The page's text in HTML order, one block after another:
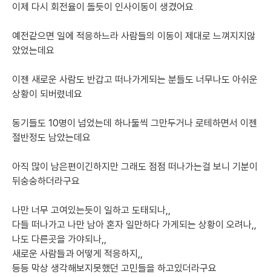
이제 다시 회전율이 돌듯이 인사이동이 생겼어요
예전같으면 일에 적응하느라 사람들의 이동이 제대로 느껴지지않
았었는데요
이젠 새로운 사람도 반갑고 떠나가게되는 분들도 너무나도 아쉬운
상황이 되버렸네요
동기들도 10명이 넘었는데 하나둘씩 그만두거나 로테하면서 이젠
절반정도 남았는데요
아직 많이 남은편이긴하지만 그래도 점점 떠나가는걸 보니 기분이
뒤숭숭하더라구요
나만 너무 고여있는듯이 일하고 도태되나,,
다들 떠나가고 나만 남아 혼자 일만하다 가게되는 상황이 오려나,,
나도 다른곳을 가야되나,,
새로운 사람들과 어떻게 적응하지,,
등등 막상 생각해보지못했던 고민들을 하고있더라구요